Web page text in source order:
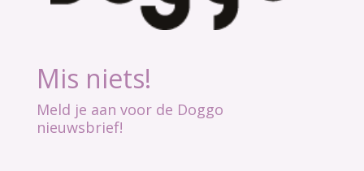
Mis niets!
Meld je aan voor de Doggo
nieuwsbrief!